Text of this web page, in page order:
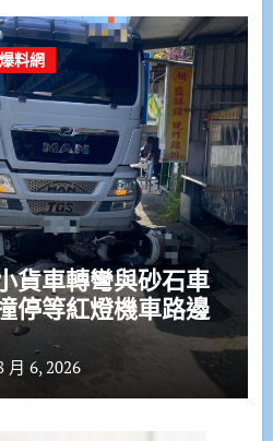
料網
貨車轉彎與砂石車
等紅燈機車路邊
月 6, 2026